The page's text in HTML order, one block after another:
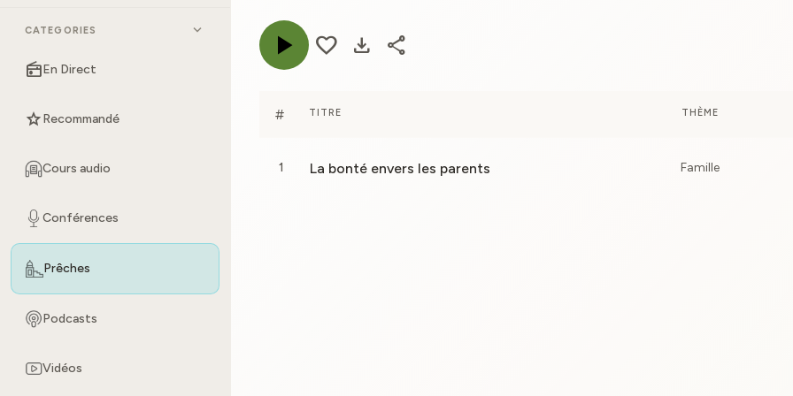
CATEGORIES expand_more
radioEn Direct
starRecommandé
Cours audio
Conférences
Prêches
Podcasts
Vidéos
play_arrow favorite download share
# TITRE THÈME
1 La bonté envers les parents Famille